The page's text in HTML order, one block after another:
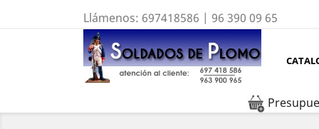
Llámenos: 697418586 | 96 390 09 65